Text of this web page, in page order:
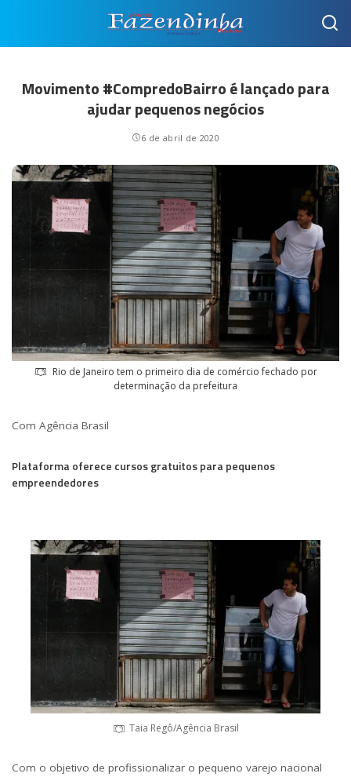
Movimento #CompredoBairro é lançado para
ajudar pequenos negócios
6 de abril de 2020
Rio de Janeiro tem o primeiro dia de comércio fechado por
determinação da prefeitura
Com Agência Brasil
Plataforma oferece cursos gratuitos para pequenos
empreendedores
Taia Regô/Agência Brasil
Com o objetivo de profissionalizar o pequeno varejo nacional